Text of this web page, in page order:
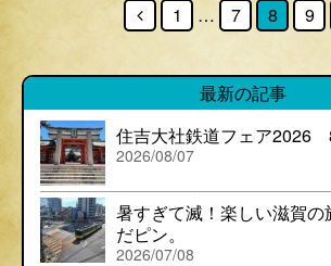
1 … 7 8 9
最新の記事
住吉大社鉄道フェア2026
2026/08/07
暑すぎて滅！楽しい滋賀の
だピン。
2026/07/08